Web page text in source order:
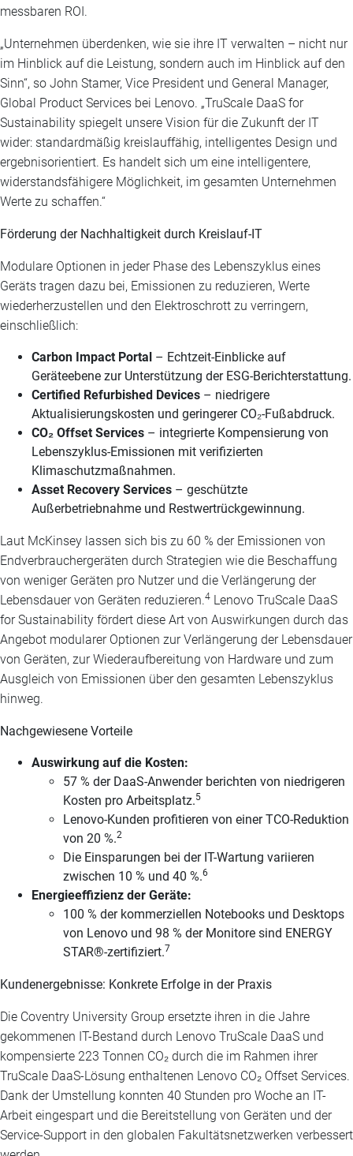
messbaren ROI.
„Unternehmen überdenken, wie sie ihre IT verwalten – nicht nur
im Hinblick auf die Leistung, sondern auch im Hinblick auf den
Sinn“, so John Stamer, Vice President und General Manager,
Global Product Services bei Lenovo. „TruScale DaaS for
Sustainability spiegelt unsere Vision für die Zukunft der IT
wider: standardmäßig kreislauffähig, intelligentes Design und
ergebnisorientiert. Es handelt sich um eine intelligentere,
widerstandsfähigere Möglichkeit, im gesamten Unternehmen
Werte zu schaffen.“
Förderung der Nachhaltigkeit durch Kreislauf-IT
Modulare Optionen in jeder Phase des Lebenszyklus eines
Geräts tragen dazu bei, Emissionen zu reduzieren, Werte
wiederherzustellen und den Elektroschrott zu verringern,
einschließlich:
Carbon Impact Portal – Echtzeit-Einblicke auf
Geräteebene zur Unterstützung der ESG-Berichterstattung.
Certified Refurbished Devices – niedrigere
Aktualisierungskosten und geringerer CO₂-Fußabdruck.
CO₂ Offset Services – integrierte Kompensierung von
Lebenszyklus-Emissionen mit verifizierten
Klimaschutzmaßnahmen.
Asset Recovery Services – geschützte
Außerbetriebnahme und Restwertrückgewinnung.
Laut McKinsey lassen sich bis zu 60 % der Emissionen von
Endverbrauchergeräten durch Strategien wie die Beschaffung
von weniger Geräten pro Nutzer und die Verlängerung der
Lebensdauer von Geräten reduzieren.4 Lenovo TruScale DaaS
for Sustainability fördert diese Art von Auswirkungen durch das
Angebot modularer Optionen zur Verlängerung der Lebensdauer
von Geräten, zur Wiederaufbereitung von Hardware und zum
Ausgleich von Emissionen über den gesamten Lebenszyklus
hinweg.
Nachgewiesene Vorteile
Auswirkung auf die Kosten:
57 % der DaaS-Anwender berichten von niedrigeren
Kosten pro Arbeitsplatz.5
Lenovo-Kunden profitieren von einer TCO-Reduktion
von 20 %.2
Die Einsparungen bei der IT-Wartung variieren
zwischen 10 % und 40 %.6
Energieeffizienz der Geräte:
100 % der kommerziellen Notebooks und Desktops
von Lenovo und 98 % der Monitore sind ENERGY
STAR®-zertifiziert.7
Kundenergebnisse: Konkrete Erfolge in der Praxis
Die Coventry University Group ersetzte ihren in die Jahre
gekommenen IT-Bestand durch Lenovo TruScale DaaS und
kompensierte 223 Tonnen CO₂ durch die im Rahmen ihrer
TruScale DaaS-Lösung enthaltenen Lenovo CO₂ Offset Services.
Dank der Umstellung konnten 40 Stunden pro Woche an IT-
Arbeit eingespart und die Bereitstellung von Geräten und der
Service-Support in den globalen Fakultätsnetzwerken verbessert